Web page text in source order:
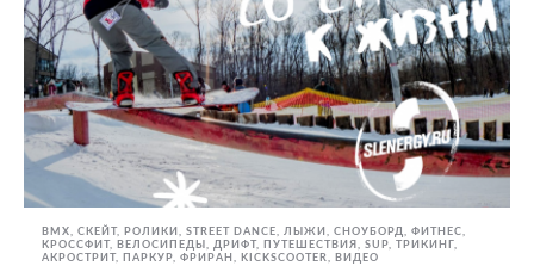
BMX, СКЕЙТ, РОЛИКИ STREET DANCE ЛЫЖИ, СНОУБОРД
ФИТНЕС,
КРОССФИТ
ВЕЛОСИПЕДЫ ДРИФТ ПУТЕШЕСТВИЯ SUP
ТРИКИНГ,
АКРОСТРИТ, ПАРКУР, ФРИРАН
KICKSCOOTER ВИДЕО